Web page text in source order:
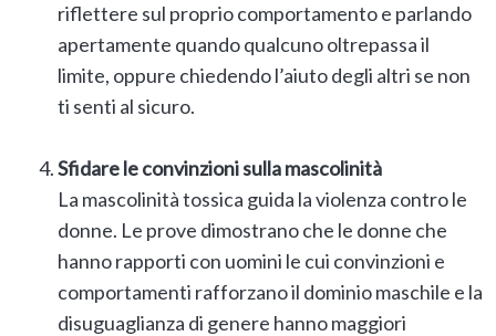
riflettere sul proprio comportamento e parlando
apertamente quando qualcuno oltrepassa il
limite, oppure chiedendo l’aiuto degli altri se non
ti senti al sicuro.
Sfidare le convinzioni sulla mascolinità
La mascolinità tossica guida la violenza contro le
donne. Le prove dimostrano che le donne che
hanno rapporti con uomini le cui convinzioni e
comportamenti rafforzano il dominio maschile e la
disuguaglianza di genere hanno maggiori